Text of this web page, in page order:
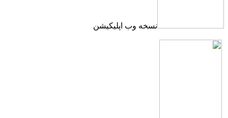
نسخه وب اپلیکیشن